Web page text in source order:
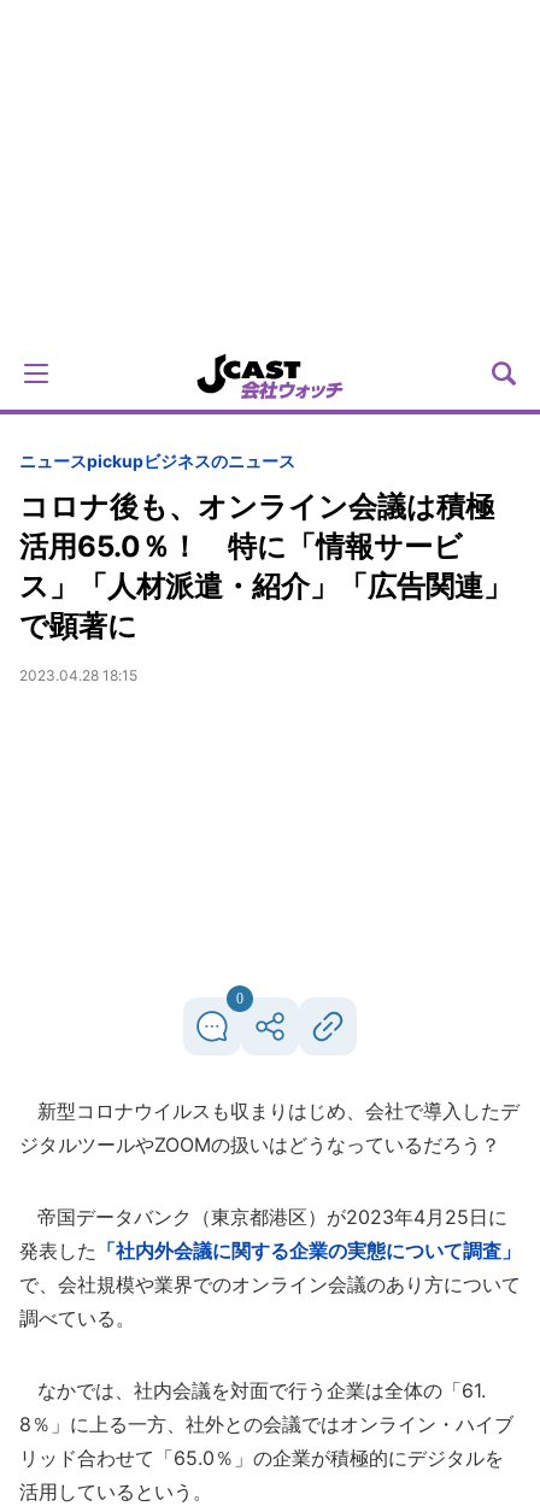
ニュースpickupビジネスのニュース
コロナ後も、オンライン会議は積極
活用65.0％！ 特に「情報サービ
ス」「人材派遣・紹介」「広告関連」
で顕著に
2023.04.28 18:15
0
新型コロナウイルスも収まりはじめ、会社で導入したデ
ジタルツールやZOOMの扱いはどうなっているだろう？
帝国データバンク（東京都港区）が2023年4月25日に
発表した 「社内外会議に関する企業の実態について調査」
で、会社規模や業界でのオンライン会議のあり方について
調べている。
なかでは、社内会議を対面で行う企業は全体の「61.
8％」に上る一方、社外との会議ではオンライン・ハイブ
リッド合わせて「65.0％」の企業が積極的にデジタルを
活用しているという。